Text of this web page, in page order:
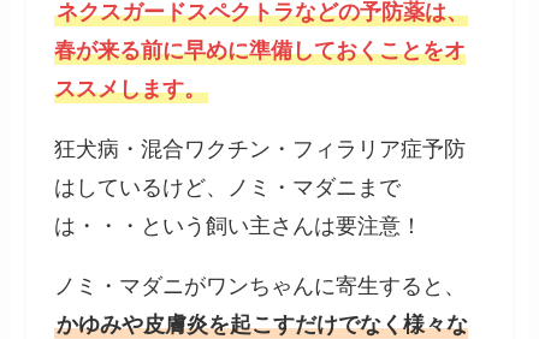
ネクスガードスペクトラなどの予防薬は、
春が来る前に早めに準備しておくことをオ
ススメします。
狂犬病・混合ワクチン・フィラリア症予防
はしているけど、ノミ・マダニまで
は・・・という飼い主さんは要注意！
ノミ・マダニがワンちゃんに寄生すると、
かゆみや皮膚炎を起こすだけでなく様々な